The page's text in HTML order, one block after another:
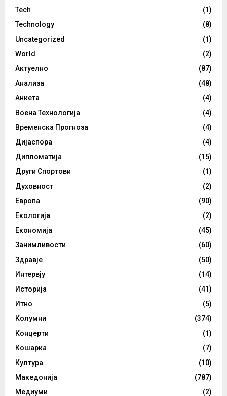
Tech
(1)
Technology
(8)
Uncategorized
(1)
World
(2)
Актуелно
(87)
Анализа
(48)
Анкета
(4)
Воена Технологија
(4)
Временска Прогноза
(4)
Дијаспора
(4)
Дипломатија
(15)
Други Спортови
(1)
Духовност
(2)
Европа
(90)
Екологија
(2)
Економија
(45)
Занимливости
(60)
Здравје
(50)
Интервју
(14)
Историја
(41)
Итно
(5)
Колумни
(374)
Концерти
(1)
Кошарка
(7)
Култура
(10)
Македонија
(787)
Медиуми
(2)